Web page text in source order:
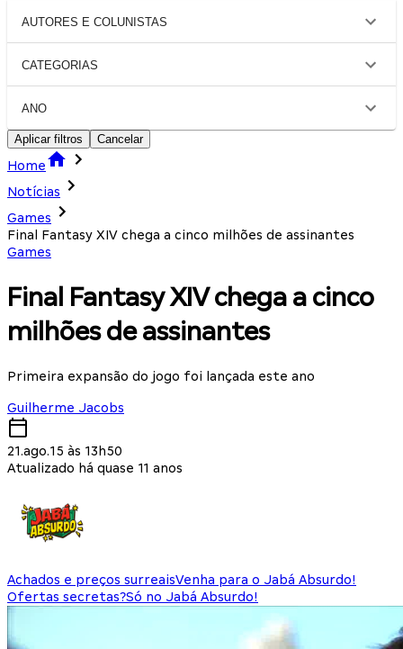
AUTORES E COLUNISTAS
CATEGORIAS
ANO
Aplicar filtros Cancelar
Home
Notícias
Games
Final Fantasy XIV chega a cinco milhões de assinantes
Games
Final Fantasy XIV chega a cinco
milhões de assinantes
Primeira expansão do jogo foi lançada este ano
Guilherme Jacobs
21.ago.15 às 13h50
Atualizado há quase 11 anos
Achados e preços surreaisVenha para o Jabá Absurdo!
Ofertas secretas?Só no Jabá Absurdo!